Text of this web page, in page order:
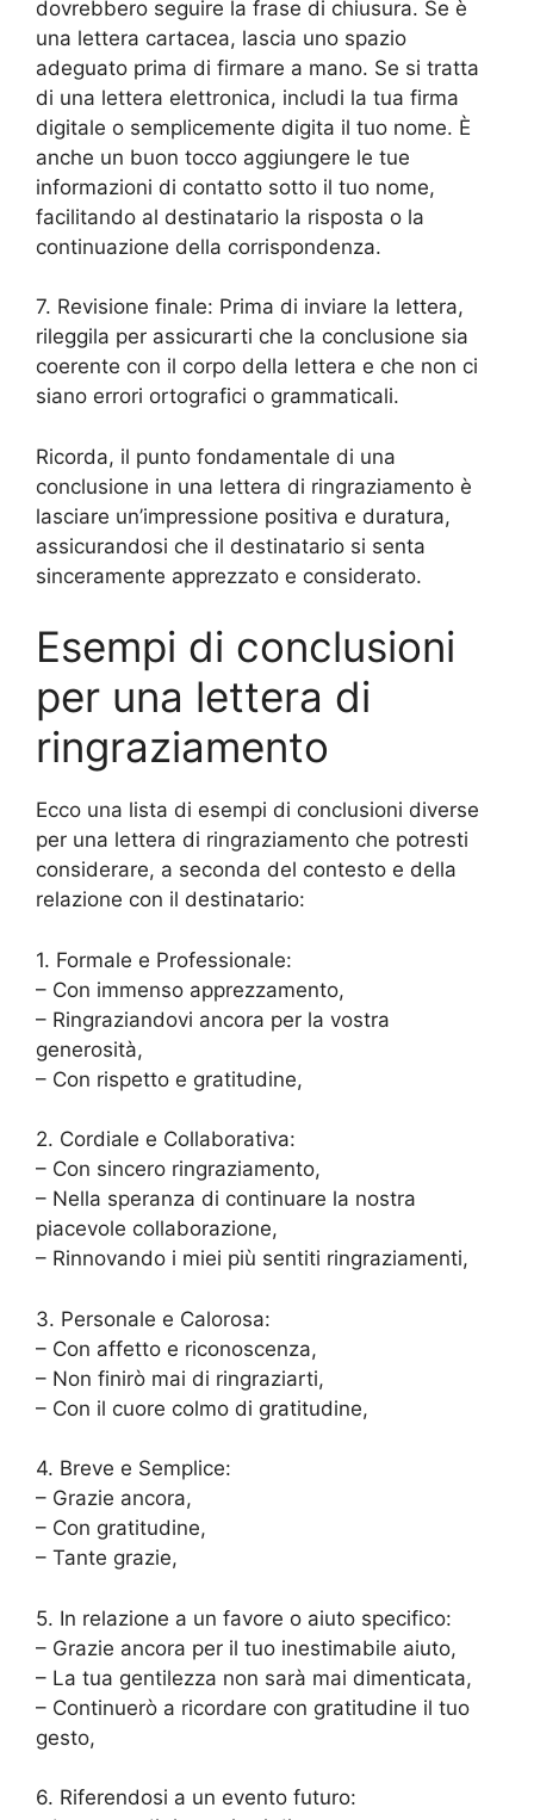
dovrebbero seguire la frase di chiusura. Se è
una lettera cartacea, lascia uno spazio
adeguato prima di firmare a mano. Se si tratta
di una lettera elettronica, includi la tua firma
digitale o semplicemente digita il tuo nome. È
anche un buon tocco aggiungere le tue
informazioni di contatto sotto il tuo nome,
facilitando al destinatario la risposta o la
continuazione della corrispondenza.
7. Revisione finale: Prima di inviare la lettera,
rileggila per assicurarti che la conclusione sia
coerente con il corpo della lettera e che non ci
siano errori ortografici o grammaticali.
Ricorda, il punto fondamentale di una
conclusione in una lettera di ringraziamento è
lasciare un’impressione positiva e duratura,
assicurandosi che il destinatario si senta
sinceramente apprezzato e considerato.
Esempi di conclusioni
per una lettera di
ringraziamento
Ecco una lista di esempi di conclusioni diverse
per una lettera di ringraziamento che potresti
considerare, a seconda del contesto e della
relazione con il destinatario:
1. Formale e Professionale:
– Con immenso apprezzamento,
– Ringraziandovi ancora per la vostra
generosità,
– Con rispetto e gratitudine,
2. Cordiale e Collaborativa:
– Con sincero ringraziamento,
– Nella speranza di continuare la nostra
piacevole collaborazione,
– Rinnovando i miei più sentiti ringraziamenti,
3. Personale e Calorosa:
– Con affetto e riconoscenza,
– Non finirò mai di ringraziarti,
– Con il cuore colmo di gratitudine,
4. Breve e Semplice:
– Grazie ancora,
– Con gratitudine,
– Tante grazie,
5. In relazione a un favore o aiuto specifico:
– Grazie ancora per il tuo inestimabile aiuto,
– La tua gentilezza non sarà mai dimenticata,
– Continuerò a ricordare con gratitudine il tuo
gesto,
6. Riferendosi a un evento futuro: